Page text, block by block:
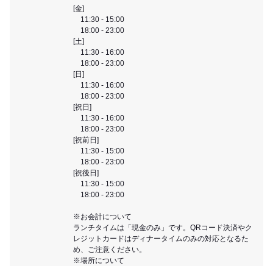
[金]
11:30 - 15:00
18:00 - 23:00
[土]
11:30 - 16:00
18:00 - 23:00
[日]
11:30 - 16:00
18:00 - 23:00
[祝日]
11:30 - 16:00
18:00 - 23:00
[祝前日]
11:30 - 15:00
18:00 - 23:00
[祝後日]
11:30 - 15:00
18:00 - 23:00
※お会計について
ランチタイムは「現金のみ」です。QRコード決済やク
レジットカードはディナータイムのみの対応となるた
め、ご注意ください。
※場所について